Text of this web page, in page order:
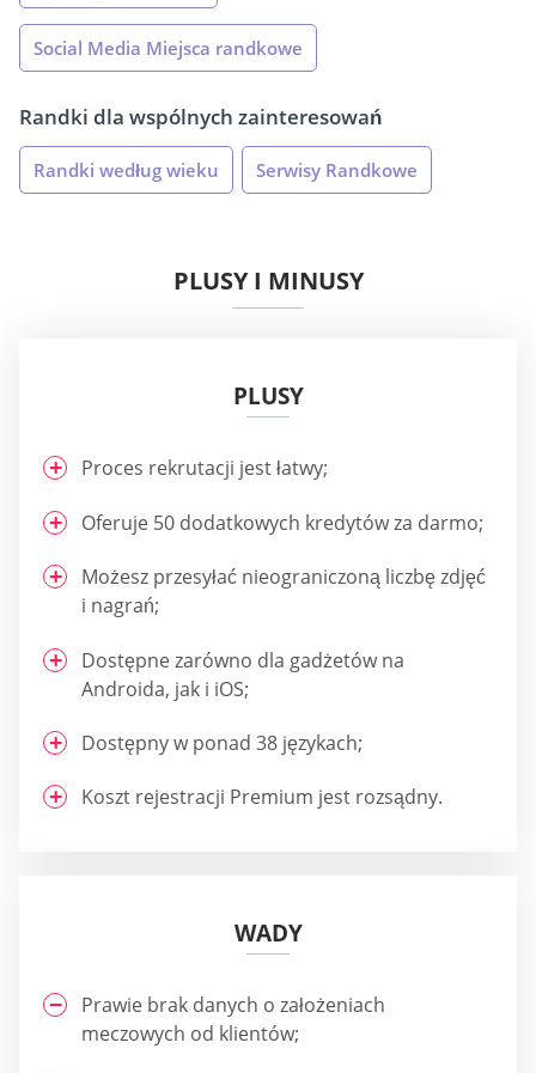
Social Media Miejsca randkowe
Randki dla wspólnych zainteresowań
Randki według wieku Serwisy Randkowe
PLUSY I MINUSY
PLUSY
Proces rekrutacji jest łatwy;
Oferuje 50 dodatkowych kredytów za darmo;
Możesz przesyłać nieograniczoną liczbę zdjęć
i nagrań;
Dostępne zarówno dla gadżetów na
Androida, jak i iOS;
Dostępny w ponad 38 językach;
Koszt rejestracji Premium jest rozsądny.
WADY
Prawie brak danych o założeniach
meczowych od klientów;